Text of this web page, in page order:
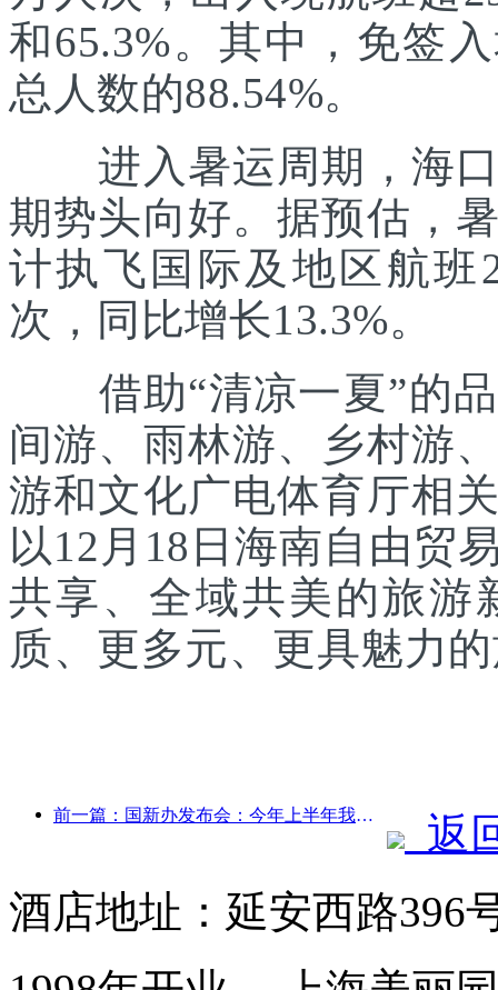
和65.3%。其中，免签
总人数的88.54%。
进入暑运周期，海口
期势头向好。据预估，
计执飞国际及地区航班
次，同比增长13.3%。
借助“清凉一夏”的品
间游、雨林游、乡村游
游和文化广电体育厅相
以12月18日海南自由贸
共享、全域共美的旅游
质、更多元、更具魅力
前一篇：国新办发布会：今年上半年我国跨境旅行收入增长42%
返
酒店地址：延安西路396